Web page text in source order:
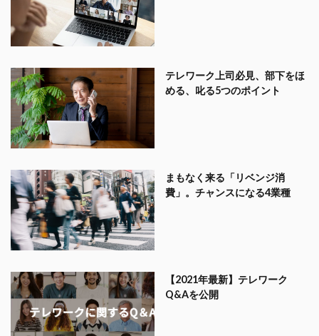
テレワーク上司必見、部下をほ
める、叱る5つのポイント
まもなく来る「リベンジ消
費」。チャンスになる4業種
【2021年最新】テレワーク
Q&Aを公開